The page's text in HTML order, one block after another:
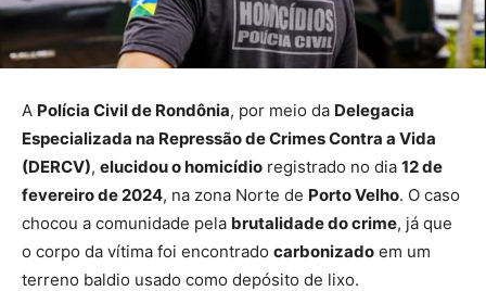
A Polícia Civil de Rondônia, por meio da Delegacia
Especializada na Repressão de Crimes Contra a Vida
(DERCV), elucidou o homicídio registrado no dia 12 de
fevereiro de 2024, na zona Norte de Porto Velho. O caso
chocou a comunidade pela brutalidade do crime, já que
o corpo da vítima foi encontrado carbonizado em um
terreno baldio usado como depósito de lixo.